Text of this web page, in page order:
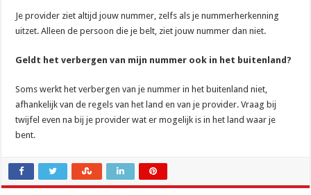
Je provider ziet altijd jouw nummer, zelfs als je nummerherkenning
uitzet. Alleen de persoon die je belt, ziet jouw nummer dan niet.
Geldt het verbergen van mijn nummer ook in het buitenland?
Soms werkt het verbergen van je nummer in het buitenland niet,
afhankelijk van de regels van het land en van je provider. Vraag bij
twijfel even na bij je provider wat er mogelijk is in het land waar je
bent.